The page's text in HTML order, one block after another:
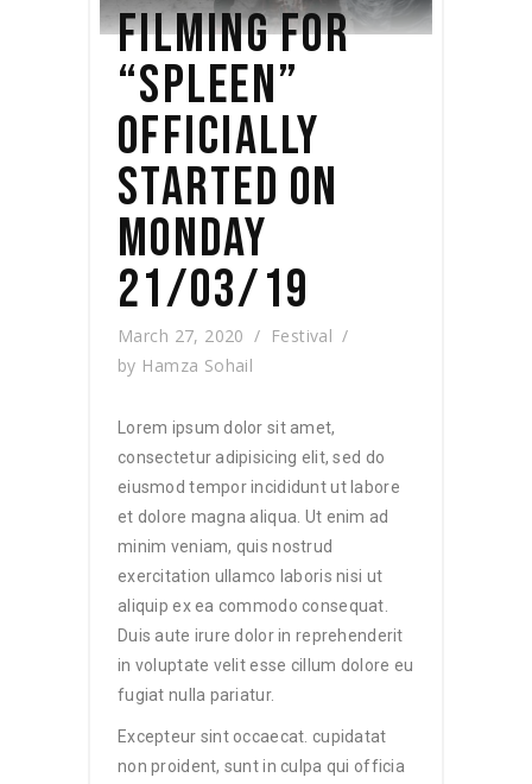
FILMING FOR
“SPLEEN”
OFFICIALLY
STARTED ON
MONDAY
21/03/19
March 27, 2020
Festival
by Hamza Sohail
Lorem ipsum dolor sit amet,
consectetur adipisicing elit, sed do
eiusmod tempor incididunt ut labore
et dolore magna aliqua. Ut enim ad
minim veniam, quis nostrud
exercitation ullamco laboris nisi ut
aliquip ex ea commodo consequat.
Duis aute irure dolor in reprehenderit
in voluptate velit esse cillum dolore eu
fugiat nulla pariatur.
Excepteur sint occaecat. cupidatat
non proident, sunt in culpa qui officia